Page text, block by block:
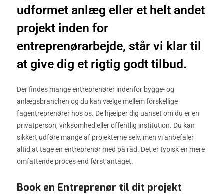
udformet anlæg eller et helt andet
projekt inden for
entreprenørarbejde, står vi klar til
at give dig et rigtig godt tilbud.
Der findes mange entreprenører indenfor bygge- og
anlægsbranchen og du kan vælge mellem forskellige
fagentreprenører hos os. De hjælper dig uanset om du er en
privatperson, virksomhed eller offentlig institution. Du kan
sikkert udføre mange af projekterne selv, men vi anbefaler
altid at tage en entreprenør med på råd. Det er typisk en mere
omfattende proces end først antaget.
Book en Entreprenør til dit projekt